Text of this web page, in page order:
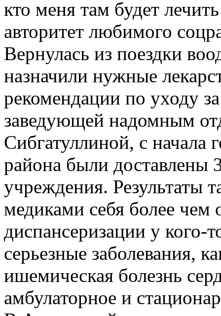
кто меня там будет
авторитет любимого
Вернулась из поездки
назначили нужные
рекомендации по уходу
заведующей надомным
Сибгатуллиной, с начала
района были
учреждения. Результаты
медиками себя более
диспансеризации у кого-
серьезные заболевания,
ишемическая болезнь
амбулаторное и